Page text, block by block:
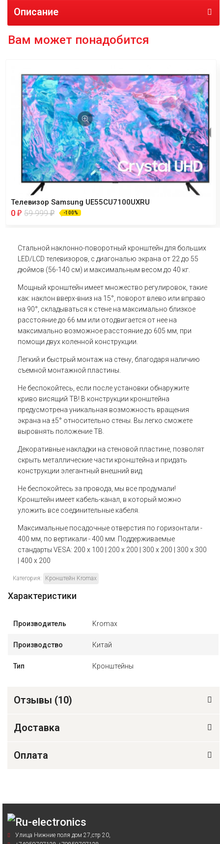
Описание
Вам может понадобится
Телевизор Samsung UE55CU7100UXRU
0 ₽ 59 999₽ -100%
Стальной наклонно-поворотный кронштейн для больших
LED/LCD телевизоров, с диагональю экрана от 22 до 55
дюймов (56-140 см) и максимальным весом до 40 кг.
Мощный кронштейн имеет множество регулировок, такие
как: наклон вверх-вниз на 15°, поворот влево или вправо
на 90°, складываться к стене на максимально близкое
расстояние до 66 мм или отодвигается от нее на
максимально возможное расстояние до 605 мм, при
помощи двух коленной конструкции.
Легкий и быстрый монтаж на стену, благодаря наличию
съемной монтажной пластины.
Не беспокойтесь, если после установки обнаружите
криво висящий ТВ! В конструкции кронштейна
предусмотрена уникальная возможность вращения
экрана на ±5° относительно стены. Вы легко сможете
выровнять положение ТВ.
Декоративные накладки на стеновой пластине, позволят
скрыть металлические части кронштейна и придать
конструкции элегантный внешний вид.
Не беспокойтесь за провода, мы все продумали!
Кронштейн имеет кабель-канал, в который можно
уложить все соединительные кабеля.
Максимальные посадочные отверстия по горизонтали -
400 мм, по вертикали - 400 мм. Поддерживаемые
стандарты VESA: 200 х 100 | 200 х 200 | 300 х 200 | 300 х 300
| 400 х 200
Категория: Кронштейн Kromax
Характеристики
Производитель Kromax
Производство Китай
Тип Кронштейны
Отзывы (10)
Доставка
Оплата
Улица Нижние поля дом 27,стр 20,